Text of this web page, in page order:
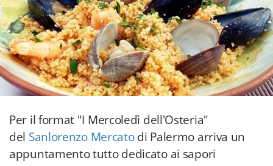
Per il format "I Mercoledì dell'Osteria"
del Sanlorenzo Mercatodi Palermo arriva un
appuntamento tutto dedicato ai sapori